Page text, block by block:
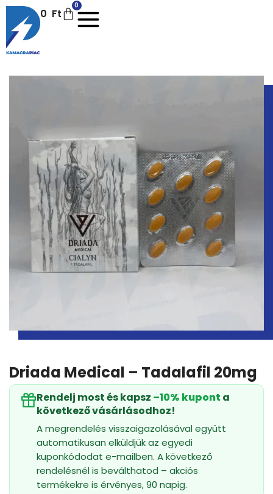
0 Ft
0
Driada Medical – Tadalafil 20mg
Rendelj most és kapsz –10% kupont a
következő vásárlásodhoz!
A megrendelés visszaigazolásával együtt
automatikusan elküldjük az egyedi
kuponkódodat e-mailben. A következő
rendelésnél is beválthatod – akciós
termékekre is érvényes, 90 napig.